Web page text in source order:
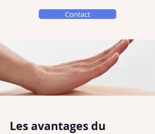
Contact
Les avantages du